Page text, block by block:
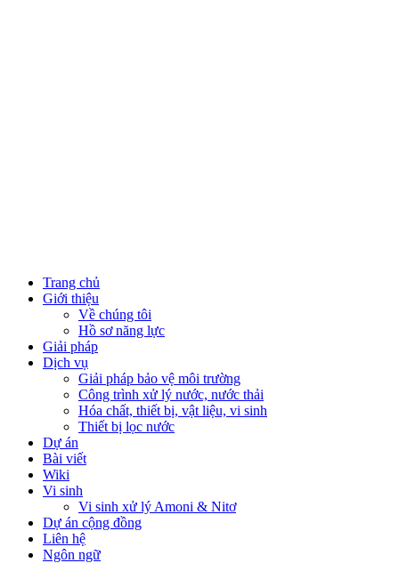
Close
Menu
Trang chủ
Giới thiệu
Về chúng tôi
Hồ sơ năng lực
Giải pháp
Dịch vụ
Giải pháp bảo vệ môi trường
Công trình xử lý nước, nước thải
Hóa chất, thiết bị, vật liệu, vi sinh
Thiết bị lọc nước
Dự án
Bài viết
Wiki
Vi sinh
Vi sinh xử lý Amoni & Nitơ
Dự án cộng đồng
Liên hệ
Ngôn ngữ